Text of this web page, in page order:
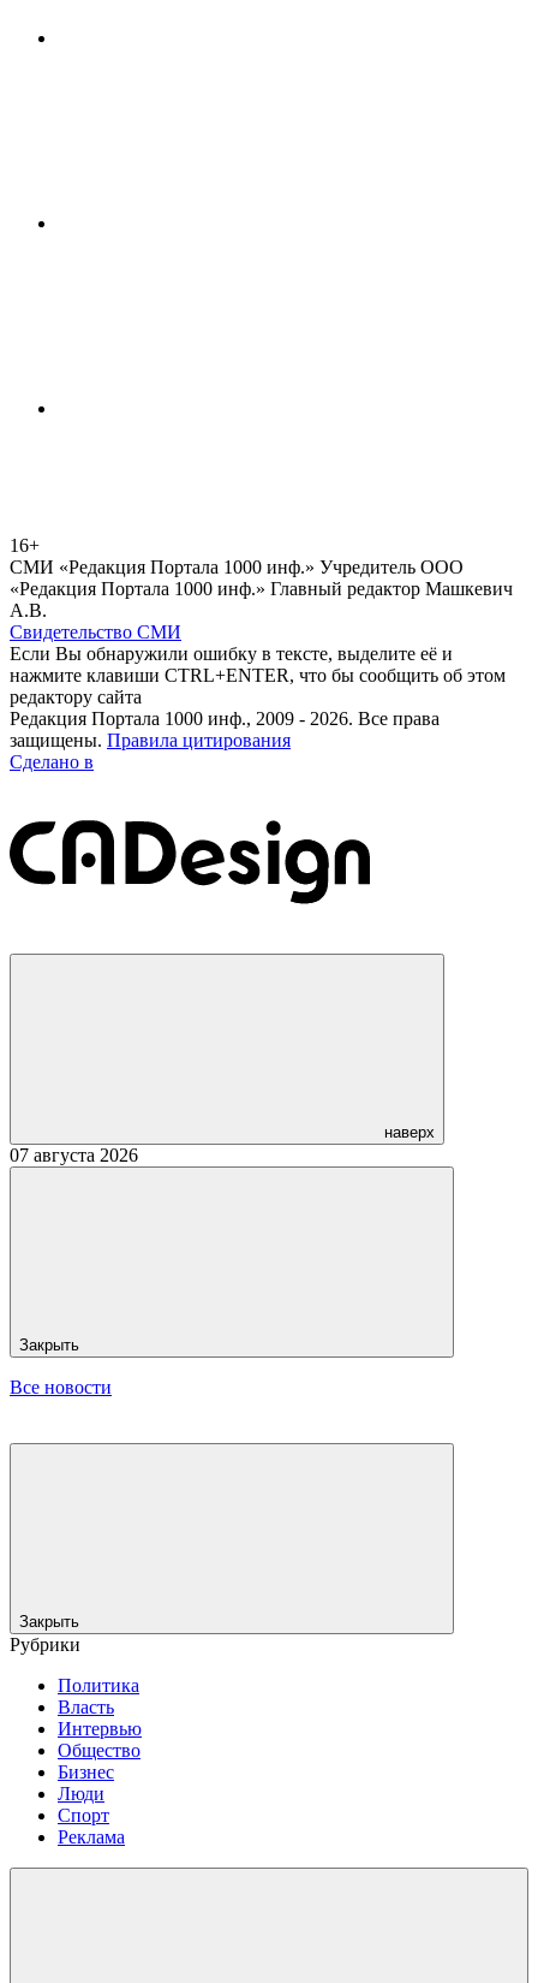
16+
СМИ «Редакция Портала 1000 инф.» Учредитель ООО
«Редакция Портала 1000 инф.» Главный редактор Машкевич
А.В.
Свидетельство СМИ
Если Вы обнаружили ошибку в тексте, выделите её и
нажмите клавиши CTRL+ENTER, что бы сообщить об этом
редактору сайта
Редакция Портала 1000 инф., 2009 - 2026. Все права
защищены. Правила цитирования
Сделано в
наверх
07 августа 2026
Закрыть
Все новости
Закрыть
Рубрики
Политика
Власть
Интервью
Общество
Бизнес
Люди
Спорт
Реклама